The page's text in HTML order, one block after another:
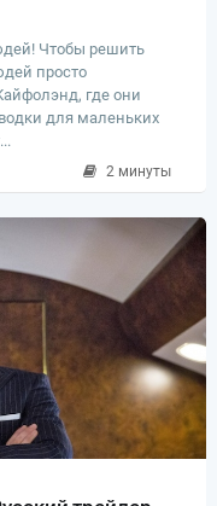
Чтобы решить
просто
где они
для маленьких
2 минуты